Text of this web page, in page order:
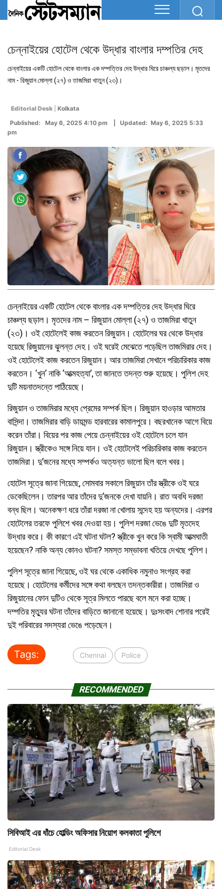
চেন্নাইয়ের হোটেল থেকে উদ্ধার বাংলার দম্পতির দেহ
চেন্নাইয়ের একটি হোটেল থেকে বাংলার এক দম্পত্তির দেহ উদ্ধার ঘিরে চাঞ্চল্য ছড়াল। মৃতদের
নাম - রিজুয়ান মোল্লা (২৭) ও তাজমিরা খাতুন (২৩)।
Editorial Desk
Kolkata
Published: May 6, 2025 4:10 pm | Updated: May 6, 2025 5:33
pm
চেন্নাইয়ের একটি হোটেল থেকে বাংলার এক দম্পত্তির দেহ উদ্ধার ঘিরে
চাঞ্চল্য ছড়াল। মৃতদের নাম – রিজুয়ান মোল্লা (২৭) ও তাজমিরা খাতুন
(২৩)। ওই হোটেলেই কাজ করতেন রিজুয়ান। হোটেলের ঘর থেকে উদ্ধার
হয়েছে রিজুয়ানের ঝুলন্ত দেহ। ওই ঘরেই মেঝেতে পড়েছিল তাজমিরার দেহ।
ওই হোটেলেই কাজ করতেন রিজুয়ান। আর তাজমিরা সেখানে পরিচারিকার কাজ
করতেন। ‘খুন’ নাকি ‘আত্মহত্যা’, তা জানতে তদন্ত শুরু হয়েছে। পুলিশ দেহ
দুটি ময়নাতদন্তে পাঠিয়েছে।
রিজুয়ান ও তাজমিরার মধ্যে প্রেমের সম্পর্ক ছিল। রিজুয়ান হাওড়ার আমতার
বাসিন্দা। তাজমিরার বাড়ি ডায়মন্ড হারবারের কামালপুরে। বছরখানেক আগে বিয়ে
করেন তাঁরা। বিয়ের পর কাজ পেয়ে চেন্নাইয়ের ওই হোটেলে চলে যান
রিজুয়ান। স্ত্রীকেও সঙ্গে নিয়ে যান। ওই হোটেলেই পরিচারিকার কাজ করতেন
তাজমিরা। দু’জনের মধ্যে সম্পর্কও অত্যন্ত ভালো ছিল বলে খবর।
হোটেল সূত্রে জানা গিয়েছে, সোমবার সকালে রিজুয়ান তাঁর স্ত্রীকে ওই ঘরে
ডেকেছিলেন। তারপর আর তাঁদের দু’জনকে দেখা যায়নি। রাত অবধি দরজা
বন্ধ ছিল। অনেকক্ষণ ধরে তাঁরা দরজা না খোলায় সন্দেহ হয় অন্যদের। এরপর
হোটেলের তরফে পুলিশে খবর দেওয়া হয়। পুলিশ দরজা ভেঙে দুটি মৃতদেহ
উদ্ধার করে। কী কারণে এই ঘটনা ঘটল? স্ত্রীকে খুন করে কি স্বামী আত্মঘাতী
হয়েছেন? নাকি অন্য কোনও ঘটনা? সমস্ত সম্ভাবনা খতিয়ে দেখছে পুলিশ।
পুলিশ সূত্রে জানা গিয়েছে, ওই ঘর থেকে একাধিক নমুনাও সংগ্রহ করা
হয়েছে। হোটেলের কর্মীদের সঙ্গে কথা বলছেন তদন্তকারীরা। তাজমিরা ও
রিজুয়ানের ফোন দুটিও থেকে সূত্র মিলতে পারছে বলে মনে করা হচ্ছে।
দম্পতির মৃত্যুর ঘটনা তাঁদের বাড়িতে জানানো হয়েছে। দুঃসংবাদ শোনার পরেই
দুই পরিবারের সদস্যরা ভেঙে পড়েছেন।
Tags: Chennai Police
RECOMMENDED
সিবিআই এর ধাঁচে হোল্ডিং অফিসার নিয়োগ কলকাতা পুলিশে
Editorial Desk